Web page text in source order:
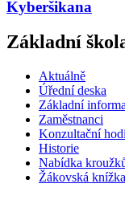
Kyberšikana
Základní
Aktuálně
Úřední deska
Základní
Zaměstnanci
Konzultační
Historie
Nabídka
Žákovská knížka